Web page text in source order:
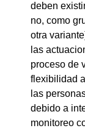
deben
no, como
otra
las
proceso de
flexibilidad
las
debido a
monitoreo